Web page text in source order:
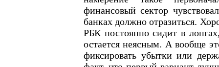
финансовый сектор
банках должно отразиться.
РБК постоянно сидит в
остается неясным. А вообще
фиксировать убытки или